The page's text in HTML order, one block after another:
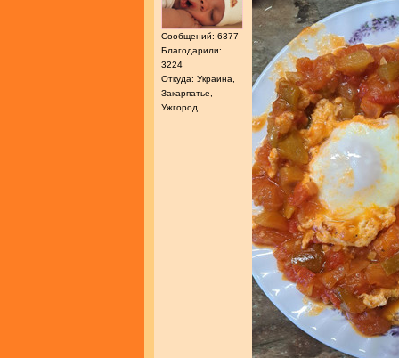
Сообщений: 6377
Благодарили:
3224
Откуда: Украина,
Закарпатье,
Ужгород